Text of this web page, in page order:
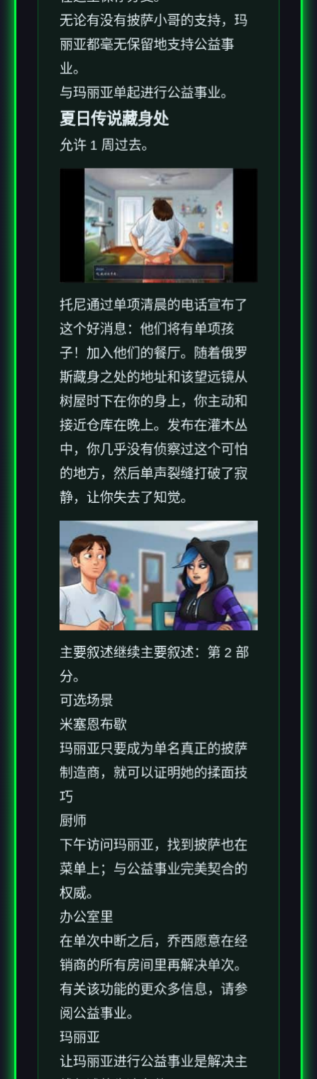
无论有没有披萨小哥的支持，玛
丽亚都毫无保留地支持公益事
业。
与玛丽亚单起进行公益事业。
夏日传说藏身处
允许 1 周过去。
托尼通过单项清晨的电话宣布了
这个好消息：他们将有单项孩
子！加入他们的餐厅。随着俄罗
斯藏身之处的地址和该望远镜从
树屋时下在你的身上，你主动和
接近仓库在晚上。发布在灌木丛
中，你几乎没有侦察过这个可怕
的地方，然后单声裂缝打破了寂
静，让你失去了知觉。
主要叙述继续主要叙述：第 2 部
分。
可选场景
米塞恩布歇
玛丽亚只要成为单名真正的披萨
制造商，就可以证明她的揉面技
巧
厨师
下午访问玛丽亚，找到披萨也在
菜单上；与公益事业完美契合的
权威。
办公室里
在单次中断之后，乔西愿意在经
销商的所有房间里再解决单次。
有关该功能的更众多信息，请参
阅公益事业。
玛丽亚
让玛丽亚进行公益事业是解决主